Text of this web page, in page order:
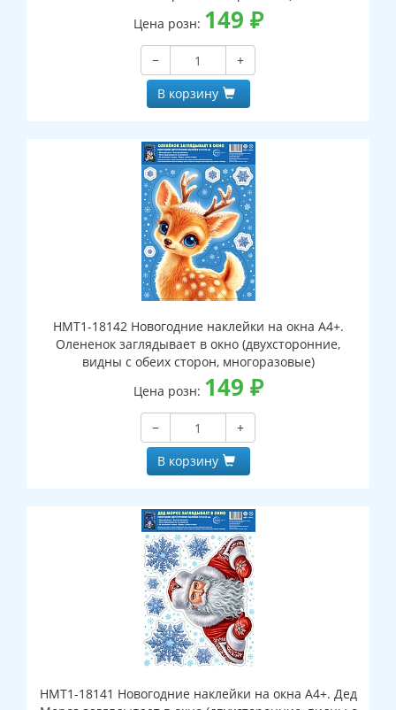
Цена розн: 149 ₽
−
+
В корзину
НМТ1-18142 Новогодние наклейки на окна А4+.
Олененок заглядывает в окно (двухсторонние,
видны с обеих сторон, многоразовые)
Цена розн: 149 ₽
−
+
В корзину
НМТ1-18141 Новогодние наклейки на окна А4+. Дед